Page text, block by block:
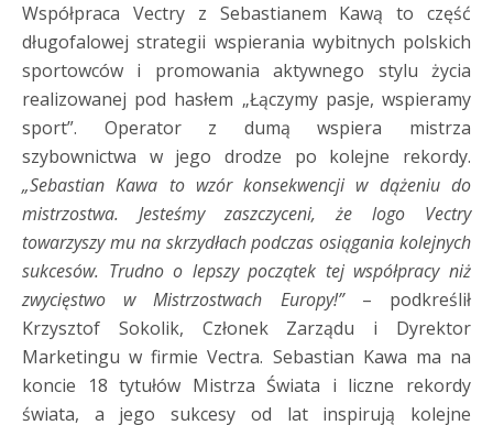
Współpraca Vectry z Sebastianem Kawą to część
długofalowej strategii wspierania wybitnych polskich
sportowców i promowania aktywnego stylu życia
realizowanej pod hasłem „Łączymy pasje, wspieramy
sport”. Operator z dumą wspiera mistrza
szybownictwa w jego drodze po kolejne rekordy.
„Sebastian Kawa to wzór konsekwencji w dążeniu do
mistrzostwa. Jesteśmy zaszczyceni, że logo Vectry
towarzyszy mu na skrzydłach podczas osiągania kolejnych
sukcesów. Trudno o lepszy początek tej współpracy niż
zwycięstwo w Mistrzostwach Europy!”– podkreślił
Krzysztof Sokolik, Członek Zarządu i Dyrektor
Marketingu w firmie Vectra. Sebastian Kawa ma na
koncie 18 tytułów Mistrza Świata i liczne rekordy
świata, a jego sukcesy od lat inspirują kolejne